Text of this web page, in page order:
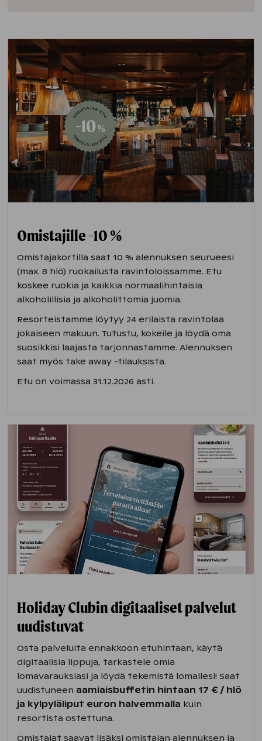
Omistajille -10 %
Omistajakortilla saat 10 % alennuksen seurueesi
(max. 8 hlö) ruokailusta ravintoloissamme. Etu
koskee ruokia ja kaikkia normaalihintaisia
alkoholillisia ja alkoholittomia juomia.
Resorteistamme löytyy 24 erilaista ravintolaa
jokaiseen makuun. Tutustu, kokeile ja löydä oma
suosikkisi laajasta tarjonnastamme. Alennuksen
saat myös take away -tilauksista.
Etu on voimassa 31.12.2026 asti.
Holiday Clubin digitaaliset palvelut
uudistuvat
Osta palveluita ennakkoon etuhintaan, käytä
digitaalisia lippuja, tarkastele omia
lomavarauksiasi ja löydä tekemistä lomallesi! Saat
uudistuneen aamiaisbuffetin hintaan 17 € / hlö
ja kylpyläliput euron halvemmalla kuin
resortista ostettuna.
Omistajat saavat lisäksi omistajan alennuksen ja